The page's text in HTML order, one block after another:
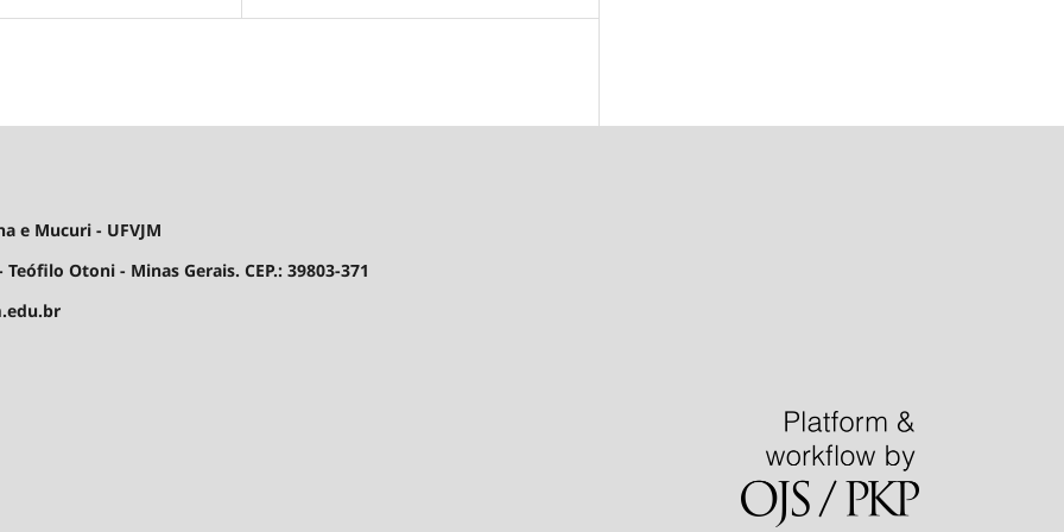
e Mucuri - UFVJM
Otoni - Minas Gerais. CEP.: 39803-371